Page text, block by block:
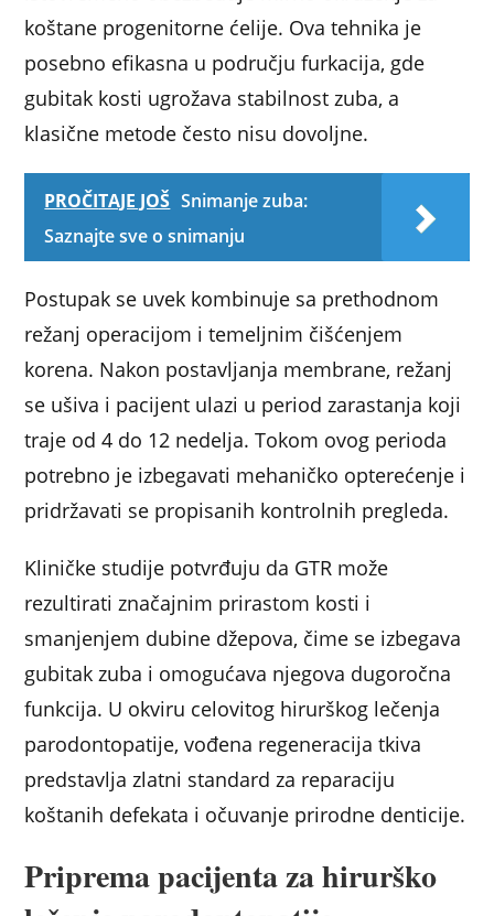
koštane progenitorne ćelije. Ova tehnika je
posebno efikasna u području furkacija, gde
gubitak kosti ugrožava stabilnost zuba, a
klasične metode često nisu dovoljne.
PROČITAJE JOŠ Snimanje zuba:
Saznajte sve o snimanju
Postupak se uvek kombinuje sa prethodnom
režanj operacijom i temeljnim čišćenjem
korena. Nakon postavljanja membrane, režanj
se ušiva i pacijent ulazi u period zarastanja koji
traje od 4 do 12 nedelja. Tokom ovog perioda
potrebno je izbegavati mehaničko opterećenje i
pridržavati se propisanih kontrolnih pregleda.
Kliničke studije potvrđuju da GTR može
rezultirati značajnim prirastom kosti i
smanjenjem dubine džepova, čime se izbegava
gubitak zuba i omogućava njegova dugoročna
funkcija. U okviru celovitog hirurškog lečenja
parodontopatije, vođena regeneracija tkiva
predstavlja zlatni standard za reparaciju
koštanih defekata i očuvanje prirodne denticije.
Priprema pacijenta za hirurško